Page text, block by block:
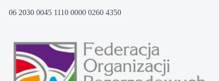
06 2030 0045 1110 0000 0260 4350